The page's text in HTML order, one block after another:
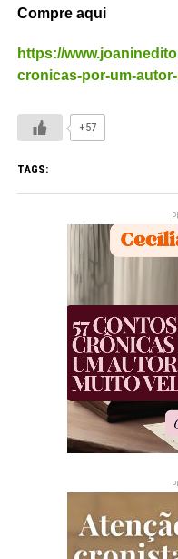
Compre aqui
https://
cronicas-por-um-
+57
TAGS: